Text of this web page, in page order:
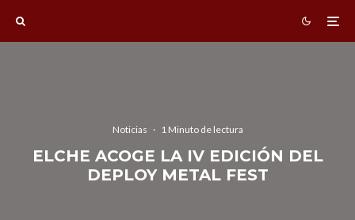
Noticias · 1 Minuto de lectura
ELCHE ACOGE LA IV EDICIÓN DEL
DEPLOY METAL FEST